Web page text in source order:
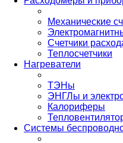
Механические
Счетчики
Теплосчетчики
Нагреватели
ТЭНы
ЭНГЛы и
Калориферы
Системы